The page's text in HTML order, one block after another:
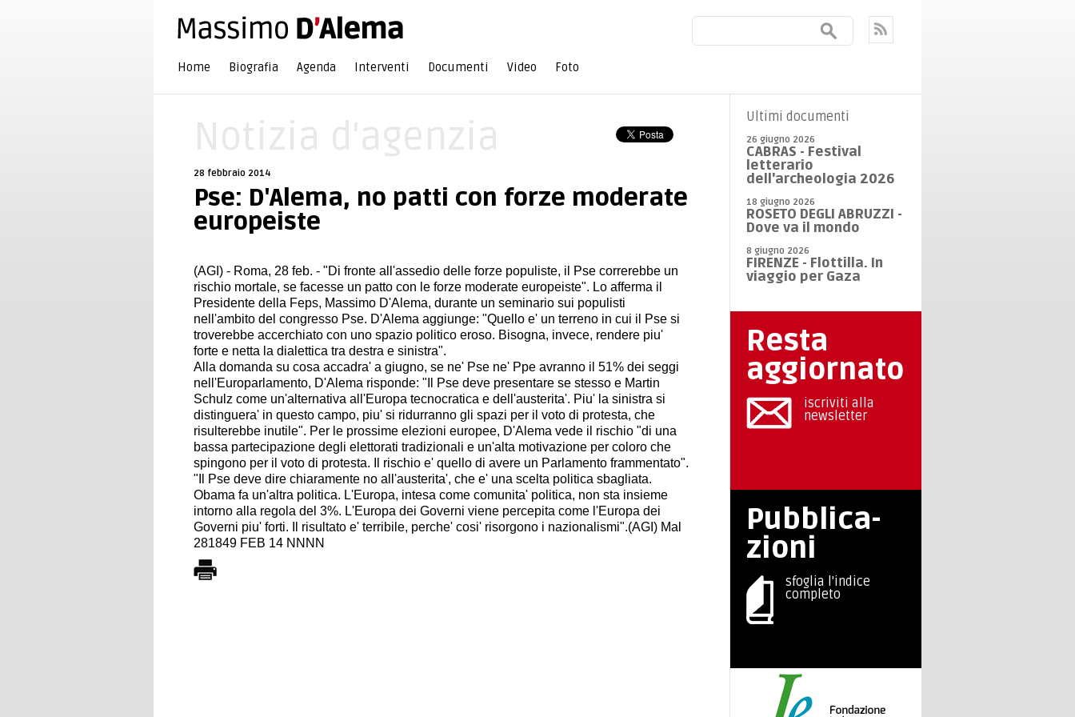
Home Biografia Agenda Interventi Documenti Video Foto
28 febbraio 2014
Pse: D'Alema, no patti con forze moderate
europeiste
(AGI) - Roma, 28 feb. - "Di fronte all'assedio delle forze populiste, il Pse correrebbe un
rischio mortale, se facesse un patto con le forze moderate europeiste". Lo afferma il
Presidente della Feps, Massimo D'Alema, durante un seminario sui populisti
nell'ambito del congresso Pse. D'Alema aggiunge: "Quello e' un terreno in cui il Pse si
troverebbe accerchiato con uno spazio politico eroso. Bisogna, invece, rendere piu'
forte e netta la dialettica tra destra e sinistra".
Alla domanda su cosa accadra' a giugno, se ne' Pse ne' Ppe avranno il 51% dei seggi
nell'Europarlamento, D'Alema risponde: "Il Pse deve presentare se stesso e Martin
Schulz come un'alternativa all'Europa tecnocratica e dell'austerita'. Piu' la sinistra si
distinguera' in questo campo, piu' si ridurranno gli spazi per il voto di protesta, che
risulterebbe inutile". Per le prossime elezioni europee, D'Alema vede il rischio "di una
bassa partecipazione degli elettorati tradizionali e un'alta motivazione per coloro che
spingono per il voto di protesta. Il rischio e' quello di avere un Parlamento frammentato".
"Il Pse deve dire chiaramente no all'austerita', che e' una scelta politica sbagliata.
Obama fa un'altra politica. L'Europa, intesa come comunita' politica, non sta insieme
intorno alla regola del 3%. L'Europa dei Governi viene percepita come l'Europa dei
Governi piu' forti. Il risultato e' terribile, perche' cosi' risorgono i nazionalismi".(AGI) Mal
281849 FEB 14 NNNN
Ultimi documenti
26 giugno 2026
CABRAS - Festival
letterario
dell'archeologia 2026
18 giugno 2026
ROSETO DEGLI ABRUZZI -
Dove va il mondo
8 giugno 2026
FIRENZE - Flottilla. In
viaggio per Gaza
Resta
aggiornato
iscriviti alla
newsletter
Pubblica-
zioni
sfoglia l'indice
completo